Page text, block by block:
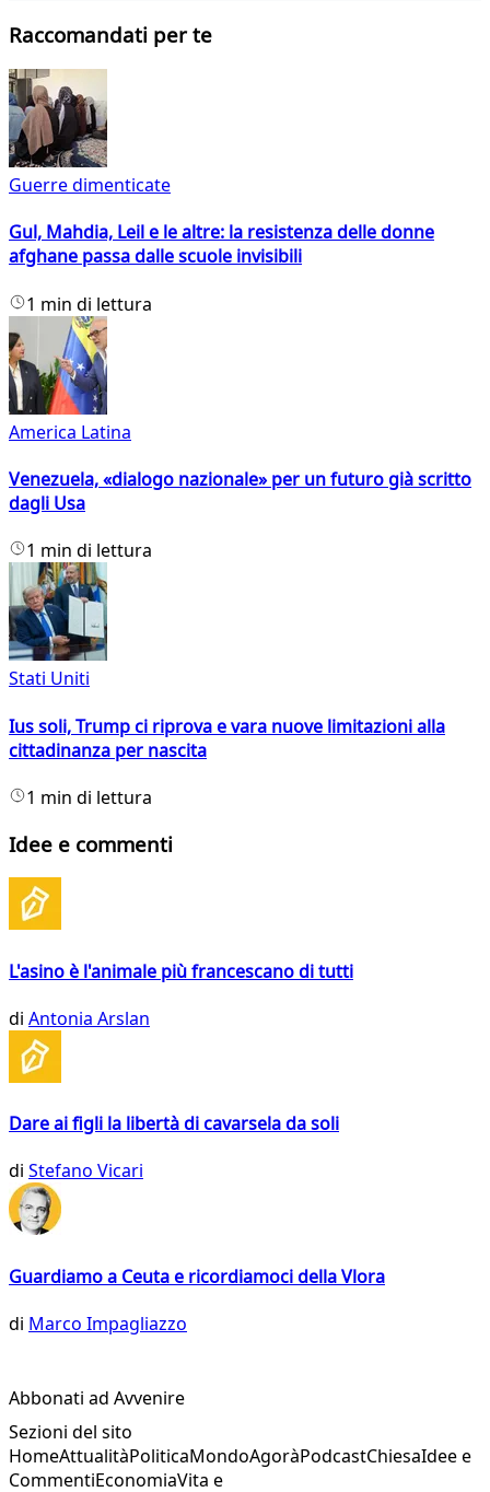
Raccomandati per te
Guerre dimenticate
Gul, Mahdia, Leil e le altre: la resistenza delle donne
afghane passa dalle scuole invisibili
1 min di lettura
America Latina
Venezuela, «dialogo nazionale» per un futuro già scritto
dagli Usa
1 min di lettura
Stati Uniti
Ius soli, Trump ci riprova e vara nuove limitazioni alla
cittadinanza per nascita
1 min di lettura
Idee e commenti
L'asino è l'animale più francescano di tutti
di Antonia Arslan
Dare ai figli la libertà di cavarsela da soli
di Stefano Vicari
Guardiamo a Ceuta e ricordiamoci della Vlora
di Marco Impagliazzo
Abbonati ad Avvenire
Sezioni del sito
HomeAttualitàPoliticaMondoAgoràPodcastChiesaIdee e
CommentiEconomiaVita e